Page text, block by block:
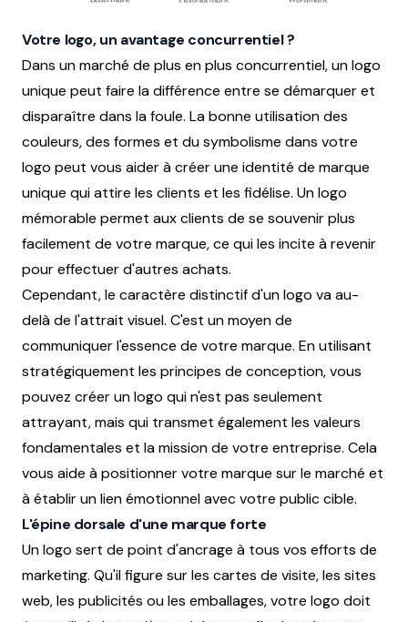
Votre logo, un avantage concurrentiel ?
Dans un marché de plus en plus concurrentiel, un logo
unique peut faire la différence entre se démarquer et
disparaître dans la foule. La bonne utilisation des
couleurs, des formes et du symbolisme dans votre
logo peut vous aider à créer une identité de marque
unique qui attire les clients et les fidélise. Un logo
mémorable permet aux clients de se souvenir plus
facilement de votre marque, ce qui les incite à revenir
pour effectuer d'autres achats.
Cependant, le caractère distinctif d'un logo va au-
delà de l'attrait visuel. C'est un moyen de
communiquer l'essence de votre marque. En utilisant
stratégiquement les principes de conception, vous
pouvez créer un logo qui n'est pas seulement
attrayant, mais qui transmet également les valeurs
fondamentales et la mission de votre entreprise. Cela
vous aide à positionner votre marque sur le marché et
à établir un lien émotionnel avec votre public cible.
L'épine dorsale d'une marque forte
Un logo sert de point d'ancrage à tous vos efforts de
marketing. Qu'il figure sur les cartes de visite, les sites
web, les publicités ou les emballages, votre logo doit